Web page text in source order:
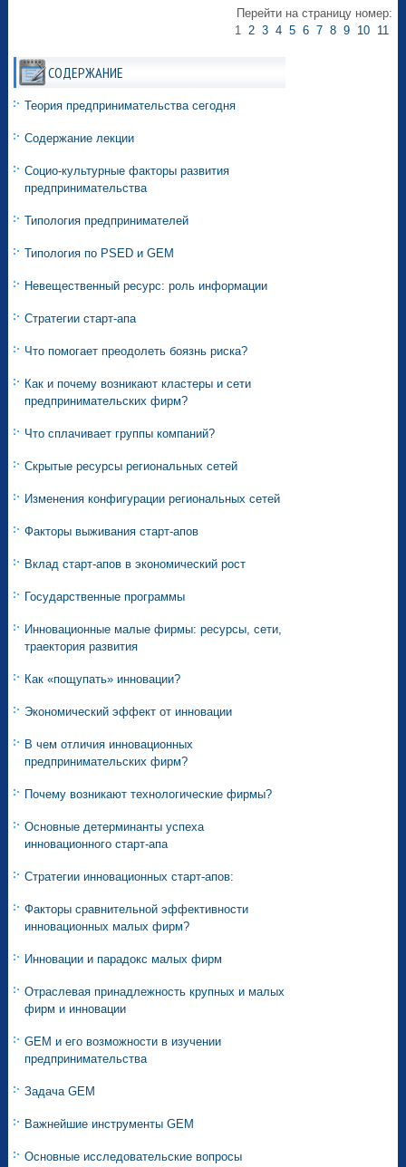
Перейти на страницу номер:
1 2 3 4 5 6 7 8 9 10 11
СОДЕРЖАНИЕ
Теория предпринимательства сегодня
Содержание лекции
Социо-культурные факторы развития
предпринимательства
Типология предпринимателей
Типология по PSED и GEM
Невещественный ресурс: роль информации
Стратегии старт-апа
Что помогает преодолеть боязнь риска?
Как и почему возникают кластеры и сети
предпринимательских фирм?
Что сплачивает группы компаний?
Скрытые ресурсы региональных сетей
Изменения конфигурации региональных сетей
Факторы выживания старт-апов
Вклад старт-апов в экономический рост
Государственные программы
Инновационные малые фирмы: ресурсы, сети,
траектория развития
Как «пощупать» инновации?
Экономический эффект от инновации
В чем отличия инновационных
предпринимательских фирм?
Почему возникают технологические фирмы?
Основные детерминанты успеха
инновационного старт-апа
Стратегии инновационных старт-апов:
Факторы сравнительной эффективности
инновационных малых фирм?
Инновации и парадокс малых фирм
Отраслевая принадлежность крупных и малых
фирм и инновации
GEM и его возможности в изучении
предпринимательства
Задача GEM
Важнейшие инструменты GEM
Основные исследовательские вопросы